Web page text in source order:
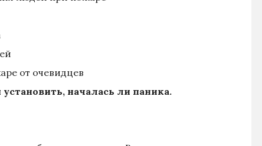
от очевидцев
началась ли паника.